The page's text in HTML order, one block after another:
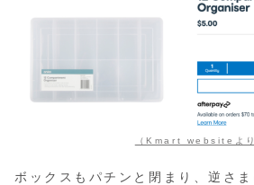
（Kmart websiteより
ボックスもパチンと閉まり、逆さ